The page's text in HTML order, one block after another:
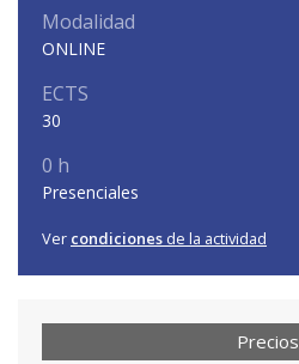
Modalidad
ONLINE
ECTS
30
0 h
Presenciales
Ver condiciones de la actividad
Precios